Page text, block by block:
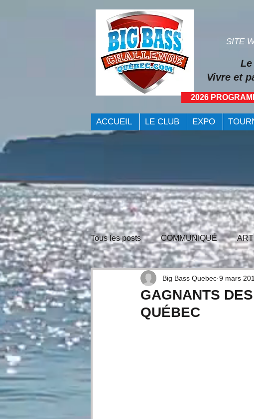
SITE
Vivre et
2026
ACCUEIL LE CLUB EXPO
Tous les posts COMMUNIQUÉ
BULLETIN-INFO TIRAGE-
CONSEILS D'EXPERTS
GAGNANTS
QUÉBEC
Big Bass Quebec 9 mars